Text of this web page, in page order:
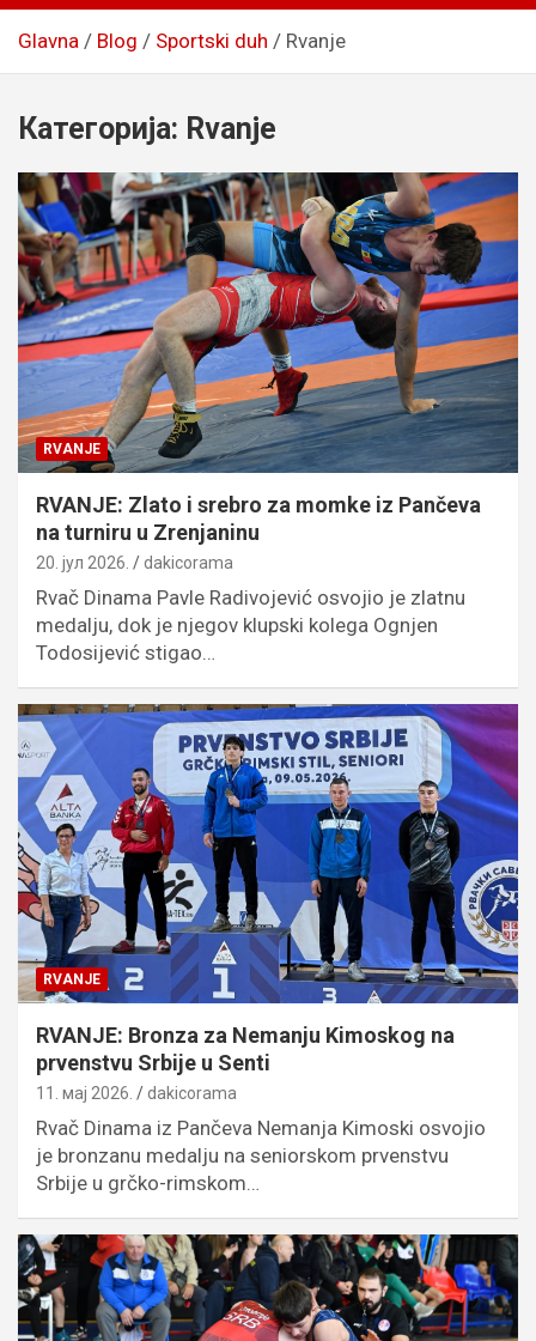
Glavna Blog Sportski duh Rvanje
Категорија: Rvanje
RVANJE
RVANJE: Zlato i srebro za momke iz Pančeva
na turniru u Zrenjaninu
20. јул 2026. dakicorama
Rvač Dinama Pavle Radivojević osvojio je zlatnu
medalju, dok je njegov klupski kolega Ognjen
Todosijević stigao…
RVANJE
RVANJE: Bronza za Nemanju Kimoskog na
prvenstvu Srbije u Senti
11. мај 2026. dakicorama
Rvač Dinama iz Pančeva Nemanja Kimoski osvojio
je bronzanu medalju na seniorskom prvenstvu
Srbije u grčko-rimskom…